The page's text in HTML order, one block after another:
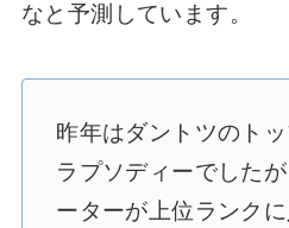
なと予測しています。
昨年はダントツのト
ラプソディーでした
ーターが上位ランク